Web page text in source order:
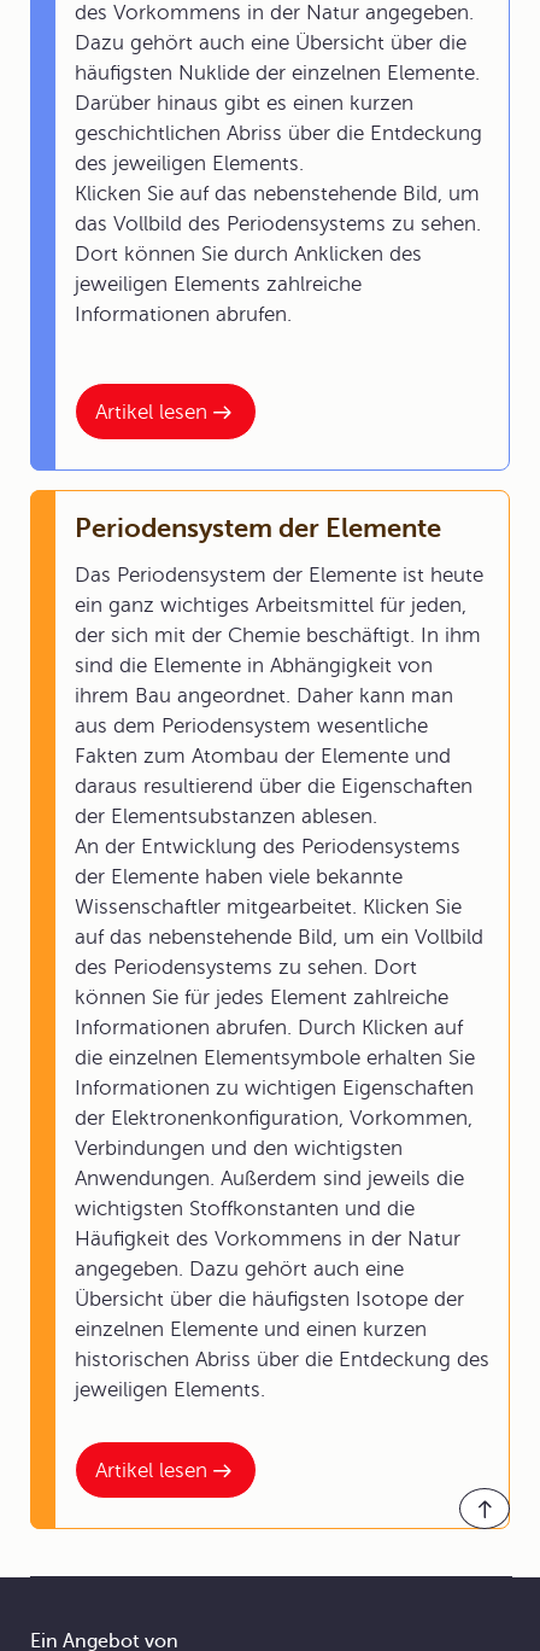
Artikel lesen
des Vorkommens in der Natur angegeben.
Dazu gehört auch eine Übersicht über die
häufigsten Nuklide der einzelnen Elemente.
Darüber hinaus gibt es einen kurzen
geschichtlichen Abriss über die Entdeckung
des jeweiligen Elements.
Klicken Sie auf das nebenstehende Bild, um
das Vollbild des Periodensystems zu sehen.
Dort können Sie durch Anklicken des
jeweiligen Elements zahlreiche
Informationen abrufen.
Artikel lesen
Periodensystem der Elemente
Das Periodensystem der Elemente ist heute
ein ganz wichtiges Arbeitsmittel für jeden,
der sich mit der Chemie beschäftigt. In ihm
sind die Elemente in Abhängigkeit von
ihrem Bau angeordnet. Daher kann man
aus dem Periodensystem wesentliche
Fakten zum Atombau der Elemente und
daraus resultierend über die Eigenschaften
der Elementsubstanzen ablesen.
An der Entwicklung des Periodensystems
der Elemente haben viele bekannte
Wissenschaftler mitgearbeitet. Klicken Sie
auf das nebenstehende Bild, um ein Vollbild
des Periodensystems zu sehen. Dort
können Sie für jedes Element zahlreiche
Informationen abrufen. Durch Klicken auf
die einzelnen Elementsymbole erhalten Sie
Informationen zu wichtigen Eigenschaften
der Elektronenkonfiguration, Vorkommen,
Verbindungen und den wichtigsten
Anwendungen. Außerdem sind jeweils die
wichtigsten Stoffkonstanten und die
Häufigkeit des Vorkommens in der Natur
angegeben. Dazu gehört auch eine
Übersicht über die häufigsten Isotope der
einzelnen Elemente und einen kurzen
historischen Abriss über die Entdeckung des
jeweiligen Elements.
Ein Angebot von